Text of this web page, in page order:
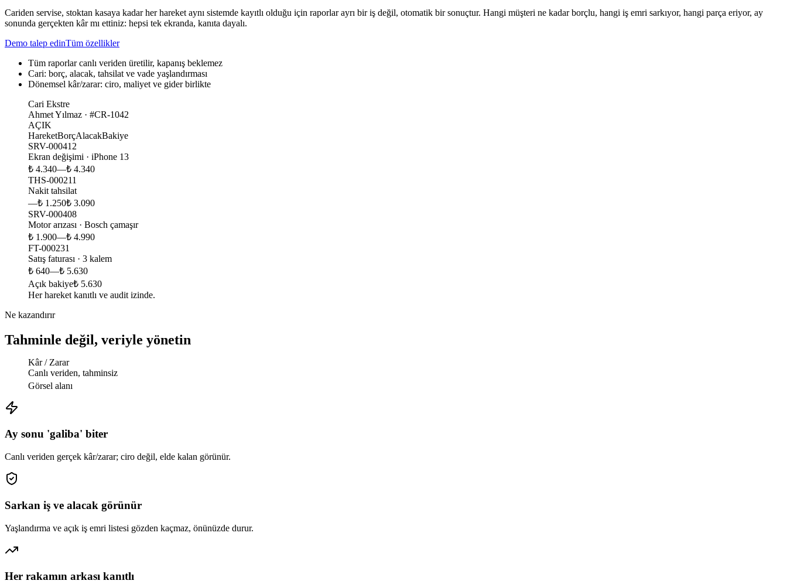
Cariden servise, stoktan kasaya kadar her hareket aynı sistemde kayıtlı olduğu için raporlar ayrı bir iş değil, otomatik bir sonuçtur. Hangi müşteri ne kadar borçlu, hangi iş emri sarkıyor, hangi parça eriyor, ay
sonunda gerçekten kâr mı ettiniz: hepsi tek ekranda, kanıta dayalı.
Demo talep edinTüm özellikler
Tüm raporlar canlı veriden üretilir, kapanış beklemez
Cari: borç, alacak, tahsilat ve vade yaşlandırması
Dönemsel kâr/zarar: ciro, maliyet ve gider birlikte
Cari Ekstre
Ahmet Yılmaz · #CR-1042
AÇIK
HareketBorçAlacakBakiye
SRV-000412
Ekran değişimi · iPhone 13
₺ 4.340—₺ 4.340
THS-000211
Nakit tahsilat
—₺ 1.250₺ 3.090
SRV-000408
Motor arızası · Bosch çamaşır
₺ 1.900—₺ 4.990
FT-000231
Satış faturası · 3 kalem
₺ 640—₺ 5.630
Açık bakiye₺ 5.630
Her hareket kanıtlı ve audit izinde.
Ne kazandırır
Tahminle değil, veriyle yönetin
Kâr / Zarar
Canlı veriden, tahminsiz
Görsel alanı
Ay sonu 'galiba' biter
Canlı veriden gerçek kâr/zarar; ciro değil, elde kalan görünür.
Sarkan iş ve alacak görünür
Yaşlandırma ve açık iş emri listesi gözden kaçmaz, önünüzde durur.
Her rakamın arkası kanıtlı